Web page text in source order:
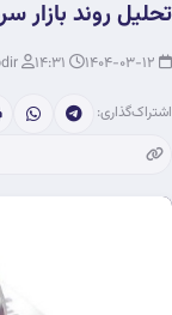
تحلیل روند
اشتراک‌گذاری: